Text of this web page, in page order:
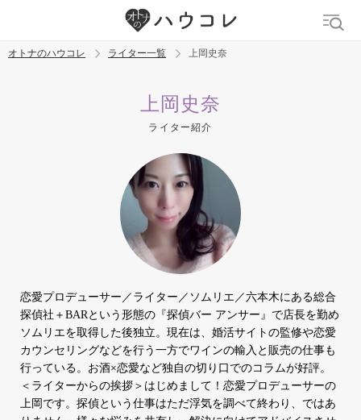
吸うやつ 中折れ
オトナのハウコレ ライター一覧 上岡史奈
上岡史奈
ライター紹介
恋愛プロデューサー／ライター／ソムリエ／六本木にある総合
探偵社＋BARという形態の『探偵バー アンサー』で店長を勤め
ソムリエを取得した後独立。現在は、婚活サイトの監修や恋愛
カウンセリングなどを行う一方でワインの輸入と販売の仕事も
行っている。お酒×恋愛など独自の切り口でのコラムが好評。
＜ライターからの挨拶＞はじめまして！恋愛プロデューサーの
上岡です。探偵という仕事はただ浮気を調べて終わり、ではあ